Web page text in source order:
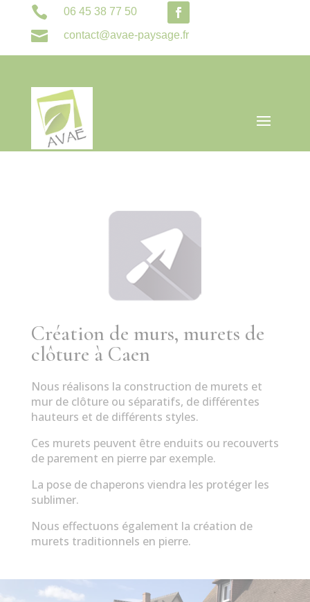
 06 45 38 77 50
 contact@avae-paysage.fr
Création de murs, murets de
clôture à Caen
Nous réalisons la construction de murets et
mur de clôture ou séparatifs, de différentes
hauteurs et de différents styles.
Ces murets peuvent être enduits ou recouverts
de parement en pierre par exemple.
La pose de chaperons viendra les protéger les
sublimer.
Nous effectuons également la création de
murets traditionnels en pierre.